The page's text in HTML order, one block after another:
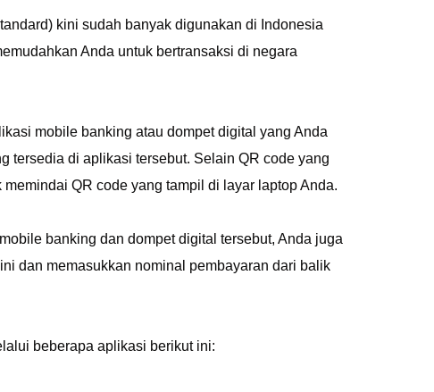
kini sudah banyak digunakan di Indonesia
Anda untuk bertransaksi di negara
mobile banking atau dompet digital yang Anda
tersedia di aplikasi tersebut. Selain QR code yang
QR code yang tampil di layar laptop Anda.
banking dan dompet digital tersebut, Anda juga
dan memasukkan nominal pembayaran dari balik
beberapa aplikasi berikut ini: